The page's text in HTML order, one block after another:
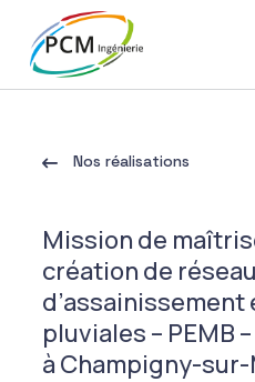
Nos réalisations
Mission de
création de
d’assainissement
pluviales – PEMB
à Champigny-